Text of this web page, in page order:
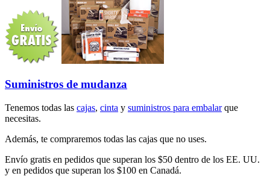
Suministros de mudanza
Tenemos todas las cajas, cinta y suministros para embalarque
necesitas.
Además, te compraremos todas las cajas que no uses.
Envío gratis en pedidos que superan los $50 dentro de los EE. UU.
y en pedidos que superan los $100 en Canadá.